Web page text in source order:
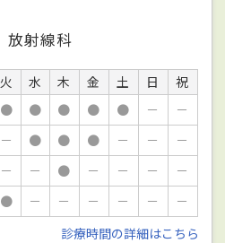
放射線科
火 水 木 金 土 日
祝
● ● ● ● ● －
－
－ ● ● ● － －
－
－ － ● － － －
－
● － － － － －
－
診療時間の詳細はこちら